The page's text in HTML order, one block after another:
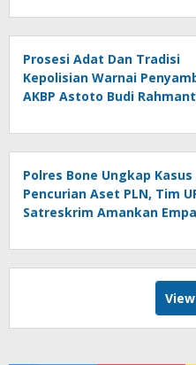
Prosesi Adat Dan Tradisi
Kepolisian Warnai
AKBP Astoto Budi
Polres Bone Ungkap Kasus
Pencurian Aset PLN, Tim
Satreskrim Amankan